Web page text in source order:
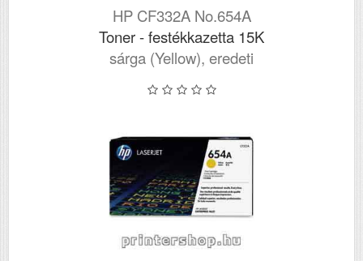
HP CF332A No.654A
Toner - festékkazetta 15K
sárga (Yellow), eredeti